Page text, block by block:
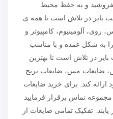
و به حفظ محیط
بایر در تلاش است تا همه ی
آلومینیوم، کامپیوتر و
به شکل عمده و با مناسب
در تلاش است تا بهترین
ضایعات مس، ضایعات برنج
کند. برای خرید ضایعات
مجموعه نماس برقرار فرمایید
تفکیک تمامی ضایعات از